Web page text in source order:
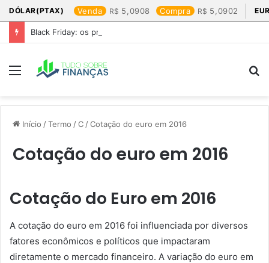
DÓLAR(PTAX) Venda 5,0908 Compra 5,0902
Black Friday: os produtos que mais valem a pena
Menu
Início /Termo /C /Cotação do euro em 2016​
Cotação do euro em 2016​
Cotação do Euro em 2016
A cotação do euro em 2016 foi influenciada por diversos
fatores econômicos e políticos que impactaram
diretamente o mercado financeiro. A variação do euro em